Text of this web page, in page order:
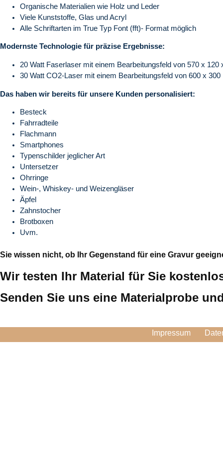
Organische Materialien wie Holz und Leder
Viele Kunststoffe, Glas und Acryl
Alle Schriftarten im True Typ Font (fft)- Format möglich
Modernste Technologie für präzise Ergebnisse:
20 Watt Faserlaser mit einem Bearbeitungsfeld von 570 x
30 Watt CO2-Laser mit einem Bearbeitungsfeld von 600 x 300
Das haben wir bereits für unsere Kunden personalisiert:
Besteck
Fahrradteile
Flachmann
Smartphones
Typenschilder jeglicher Art
Untersetzer
Ohrringe
Wein-, Whiskey- und Weizengläser
Äpfel
Zahnstocher
Brotboxen
Uvm.
Sie wissen nicht, ob Ihr Gegenstand für eine Gravur
Wir testen Ihr Material für Sie
Senden Sie uns eine Materialprobe
Impressum